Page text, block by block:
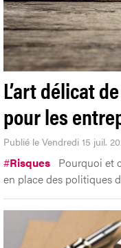
L’art délicat
pour les
Publié le Vendredi 15 juil.
#Risques Pourquoi et
en place des politiques